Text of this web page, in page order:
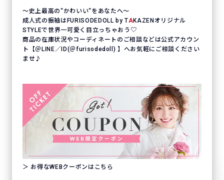
〜史上最高の“かわいい“をあなたへ〜
成人式の振袖はFURISODEDOLL by TAKAZENオリジナル
STYLEで世界一可愛く目立っちゃおう♡
商品の在庫状況やコーディネートのご相談などは公式アカウン
ト【＠LINE／ID(＠furisodedoll) 】へお気軽にご相談ください
ませ♪
＞ お得なWEBクーポンはこちら